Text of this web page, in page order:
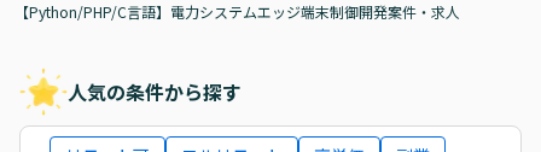
【Python/PHP/C言語】電力システムエッジ端末制御開発案件・求人
人気の条件から探す